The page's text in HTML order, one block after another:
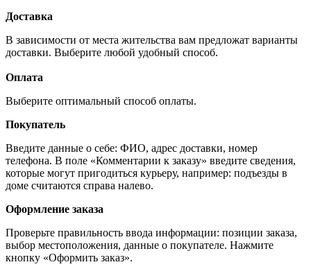
Доставка
В зависимости от места жительства вам предложат варианты
доставки. Выберите любой удобный способ.
Оплата
Выберите оптимальный способ оплаты.
Покупатель
Введите данные о себе: ФИО, адрес доставки, номер
телефона. В поле «Комментарии к заказу» введите сведения,
которые могут пригодиться курьеру, например: подъезды в
доме считаются справа налево.
Оформление заказа
Проверьте правильность ввода информации: позиции заказа,
выбор местоположения, данные о покупателе. Нажмите
кнопку «Оформить заказ».